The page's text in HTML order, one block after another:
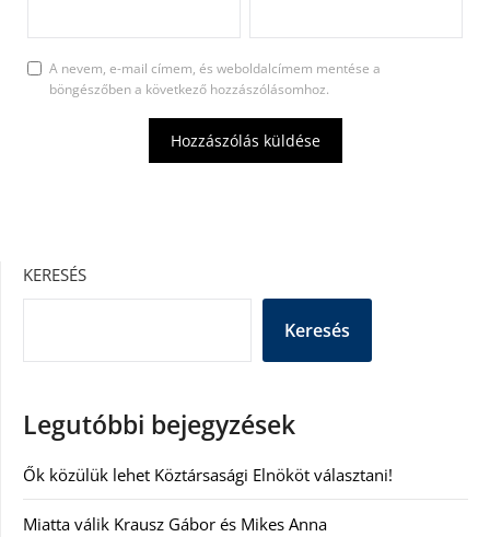
A nevem, e-mail címem, és weboldalcímem mentése a
böngészőben a következő hozzászólásomhoz.
KERESÉS
Keresés
Legutóbbi bejegyzések
Ők közülük lehet Köztársasági Elnököt választani!
Miatta válik Krausz Gábor és Mikes Anna